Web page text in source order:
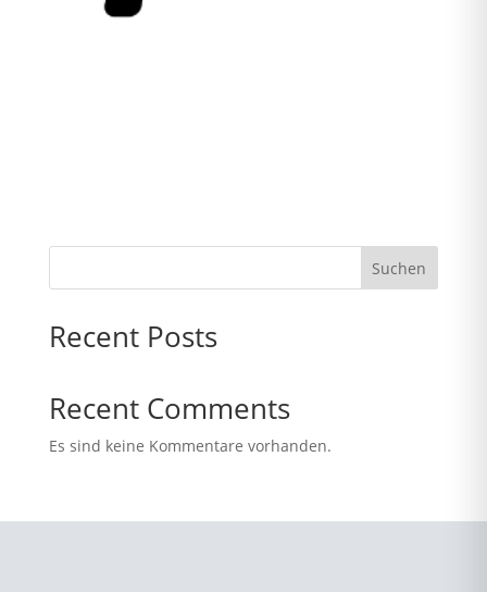
Suchen
Recent Posts
Recent Comments
Es sind keine Kommentare vorhanden.